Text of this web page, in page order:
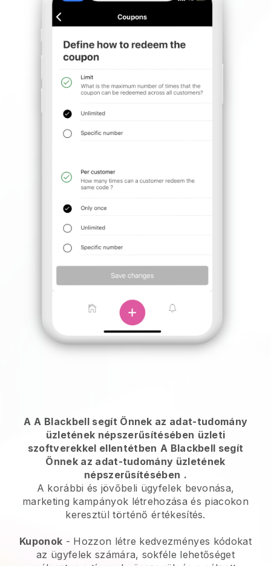
A A Blackbell segít Önnek az adat-tudomány
üzletének népszerűsítésében üzleti
szoftverekkel ellentétben A Blackbell segít
Önnek az adat-tudomány üzletének
népszerűsítésében .
A korábbi és jövőbeli ügyfelek bevonása,
marketing kampányok létrehozása és piacokon
keresztül történő értékesítés.
Kuponok - Hozzon létre kedvezményes kódokat
az ügyfelek számára, sokféle lehetőséget